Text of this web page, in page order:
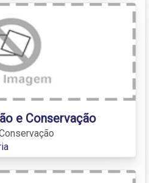
e Conservação